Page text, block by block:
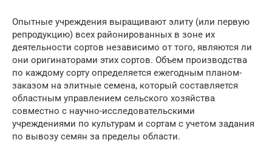
Опытные учреждения выращивают элиту (или первую
репродукцию) всех районированных в зоне их
деятельности сортов независимо от того, являются ли
они оригинаторами этих сортов. Объем производства
по каждому сорту определяется ежегодным планом-
заказом на элитные семена, который составляется
областным управлением сельского хозяйства
совместно с научно-исследовательскими
учреждениями по культурам и сортам с учетом задания
по вывозу семян за пределы области.